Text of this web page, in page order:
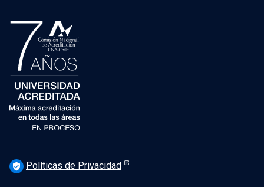
verified_user Políticas de Privacidad